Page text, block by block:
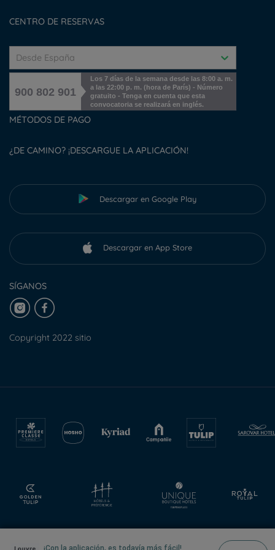
CENTRO DE RESERVAS
Desde España
900 802 901
Los 7 días de la semana desde las 8:00 a. m.
a las 22:00 p. m. (hora de París) - Número
gratuito - Tenga en cuenta que esta
convocatoria se realizará en inglés.
MÉTODOS DE PAGO
¿DE CAMINO? ¡DESCARGUE LA APLICACIÓN!
Descargar en Google Play
Descargar en App Store
SÍGANOS
Copyright 2022 sitio